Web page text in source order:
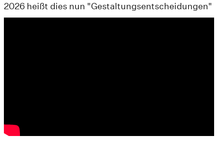
2026 heißt dies nun "Gestaltungsentscheidungen"